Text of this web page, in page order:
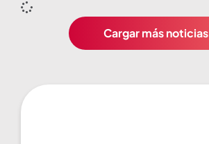
Cargar más noticias